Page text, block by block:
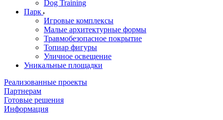
Dog Training
Парк
Игровые комплексы
Малые архитектурные формы
Травмобезопасное покрытие
Топиар фигуры
Уличное освещение
Уникальные площадки
Реализованные проекты
Партнерам
Готовые решения
Информация